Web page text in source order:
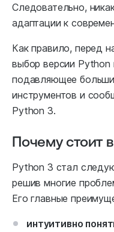
Следовательно,
адаптации к
Как правило, перед
выбор версии Python
подавляющее
инструментов и
Python 3.
Почему стоит
Python 3 стал
решив многие
Его главные
интуитивно